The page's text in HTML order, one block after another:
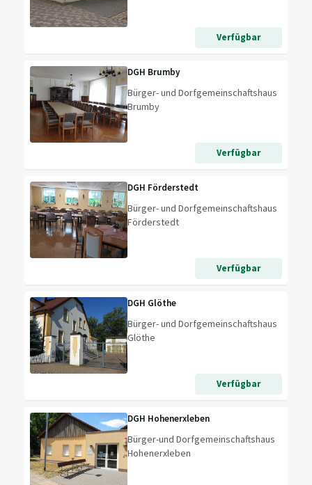
Verfügbar
DGH Brumby
Bürger- und Dorfgemeinschaftshaus
Brumby
Verfügbar
DGH Förderstedt
Bürger- und Dorfgemeinschaftshaus
Förderstedt
Verfügbar
DGH Glöthe
Bürger- und Dorfgemeinschaftshaus
Glöthe
Verfügbar
DGH Hohenerxleben
Bürger-und Dorfgemeinschaftshaus
Hohenerxleben